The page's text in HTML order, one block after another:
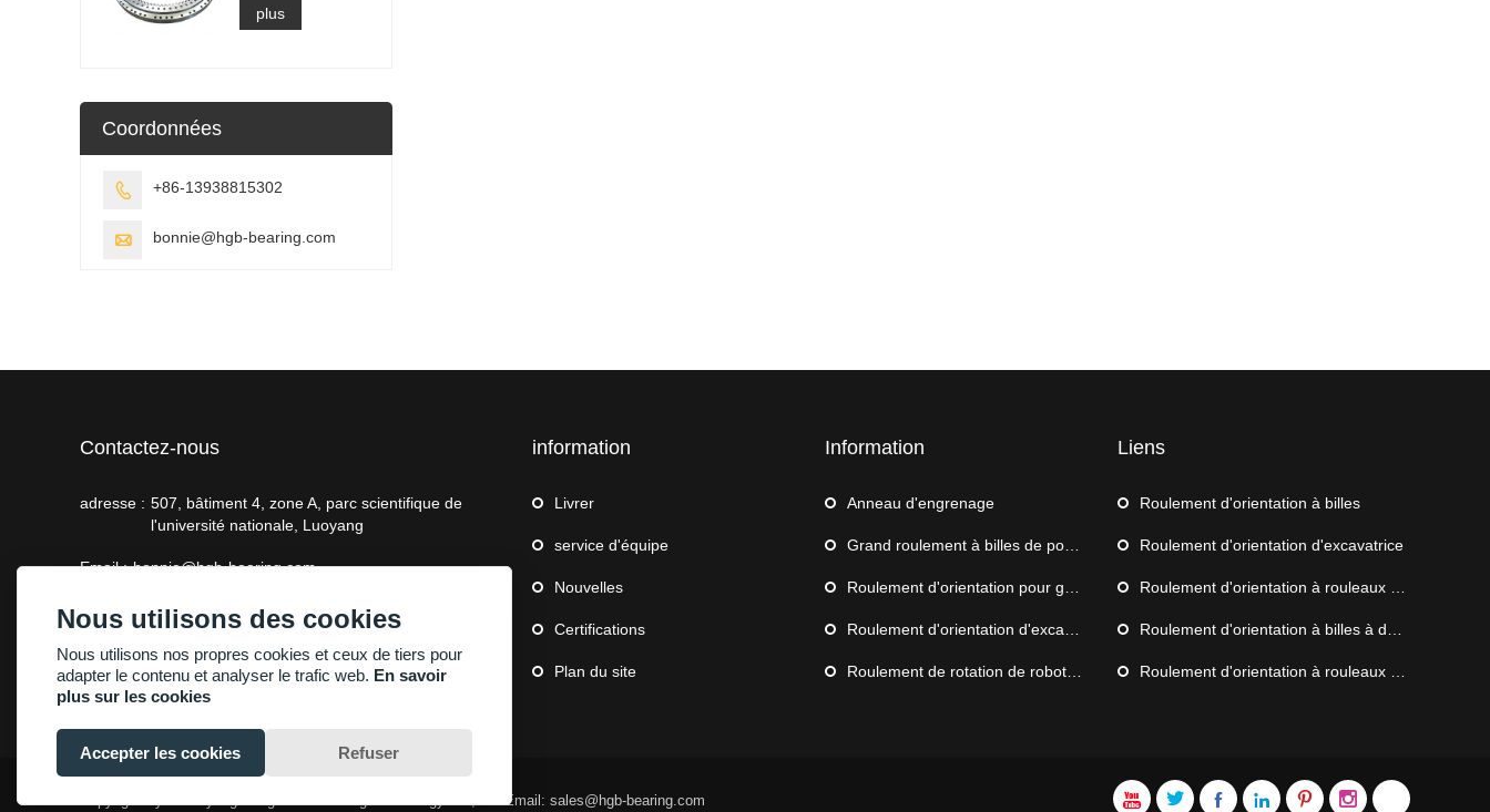
plus
Coordonnées
 +86-13938815302
 bonnie@hgb-bearing.com
Contactez-nous
adresse : 507, bâtiment 4, zone A, parc scientifique de
l'université nationale, Luoyang
Email : bonnie@hgb-bearing.com
Téléphone : +86-13938815302
information
Livrer
service d'équipe
Nouvelles
Certifications
Plan du site
Information
Anneau d'engrenage
Grand roulement à billes de poussée
Roulement d'orientation pour grue de navire
Roulement d'orientation d'excavatrice
Roulement de rotation de robot de palettisation
Liens
Roulement d'orientation à billes
Roulement d'orientation d'excavatrice
Roulement d'orientation à rouleaux croisés
Roulement d'orientation à billes à double rangée
Roulement d'orientation à rouleaux à trois rangées
     
Copyright By © Luoyang Heng Guan Bearing Technology Co., Ltd Email: sales@hgb-bearing.com
Nous utilisons des cookies
Nous utilisons nos propres cookies et ceux de tiers pour
adapter le contenu et analyser le trafic web. En savoir
plus sur les cookies
Accepter les cookies Refuser